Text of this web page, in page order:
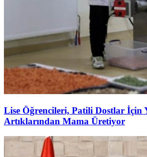
Lise Öğrencileri, Patili Dostlar İçin
Artıklarından Mama Üretiyor